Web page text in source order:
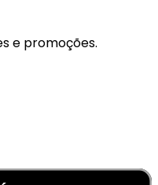
e promoções.